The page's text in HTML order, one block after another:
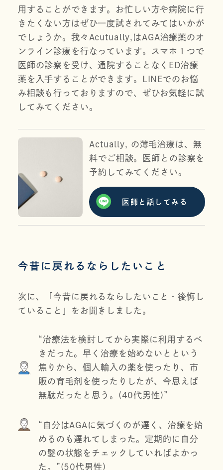
用することができます。お忙しい方や病院に行
きたくない方はぜひ一度試されてみてはいかが
でしょうか。我々Acutually,はAGA治療薬のオ
ンライン診療を行なっています。スマホ１つで
医師の診察を受け、通院することなくED治療
薬を入手することができます。LINEでのお悩
み相談も行っておりますので、ぜひお気軽に試
してみてください。
Actually, の薄毛治療は、無
料でご相談。医師との診察を
予約してみてください。
医師と話してみる
今昔に戻れるならしたいこと
次に、「今昔に戻れるならしたいこと・後悔し
ていること」をお聞きしました。
“治療法を検討してから実際に利用するべ
きだった。早く治療を始めないとという
焦りから、個人輸入の薬を使ったり、市
販の育毛剤を使ったりしたが、今思えば
無駄だったと思う。(40代男性)”
“自分はAGAに気づくのが遅く、治療を始
めるのも遅れてしまった。定期的に自分
の髪の状態をチェックしていればよかっ
た。”(50代男性)